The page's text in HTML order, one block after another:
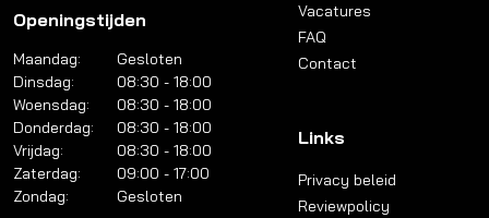
Openingstijden
Maandag:
Gesloten
Dinsdag:
08:30 - 18:00
Woensdag:
08:30 - 18:00
Donderdag:
08:30 - 18:00
Vrijdag:
08:30 - 18:00
Zaterdag:
09:00 - 17:00
Zondag:
Gesloten
Vacatures
FAQ
Contact
Links
Privacy beleid
Reviewpolicy